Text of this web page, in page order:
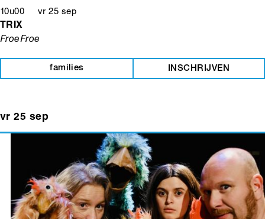
10u00 vr 25 sep
TRIX
FroeFroe
families INSCHRIJVEN
vr 25 sep